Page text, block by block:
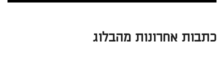
כתבות אחרונות מהבלוג